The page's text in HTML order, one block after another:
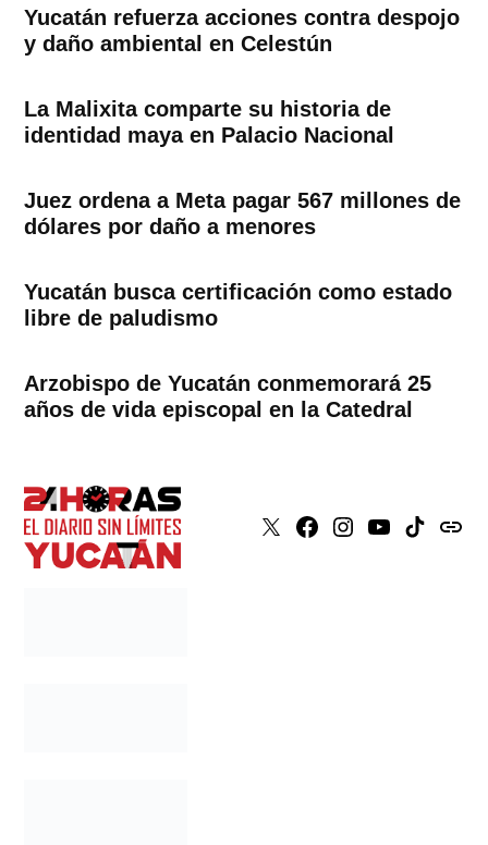
Yucatán refuerza acciones contra despojo
y daño ambiental en Celestún
La Malixita comparte su historia de
identidad maya en Palacio Nacional
Juez ordena a Meta pagar 567 millones de
dólares por daño a menores
Yucatán busca certificación como estado
libre de paludismo
Arzobispo de Yucatán conmemorará 25
años de vida episcopal en la Catedral
X Faceboook
Instagram
YoutubeTiktokissuu